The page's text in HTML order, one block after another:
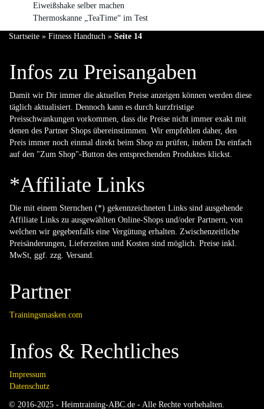
Eiweißshake selber machen
Thermoskanne „TeaTime“ im Test
Startseite » Fitness Handtuch » Seite 14
Infos zu Preisangaben
Damit wir Dir immer die aktuellen Preise anzeigen können werden diese
täglich aktualisiert. Dennoch kann es durch kurzfristige
Preisschwankungen vorkommen, dass die Preise nicht immer exakt mit
denen des Partner Shops übereinstimmen. Wir empfehlen daher, den
Preis immer noch einmal direkt beim Shop zu prüfen, indem Du einfach
auf den "Zum Shop"-Button des entsprechenden Produktes klickst.
*Affiliate Links
Die mit einem Sternchen (*) gekennzeichneten Links sind ausgehende
Affiliate Links zu ausgewählten Online-Shops und/oder Partnern, von
welchen wir gegebenfalls eine Vergütung erhalten. Zwischenzeitliche
Preisänderungen, Lieferzeiten und Kosten sind möglich. Preise inkl.
MwSt, ggf. zzg. Versand.
Partner
Trainingsmasken.com
Infos & Rechtliches
Impressum
Datenschutz
© 2016-2025 - Heimtraining-ABC.de - Alle Rechte vorbehalten.